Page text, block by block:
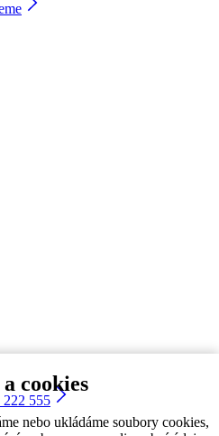
cookies
nebo ukládáme soubory cookies,
222 555